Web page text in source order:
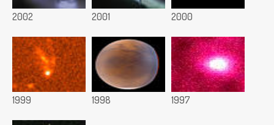
2002 2001 2000
1999 1998 1997